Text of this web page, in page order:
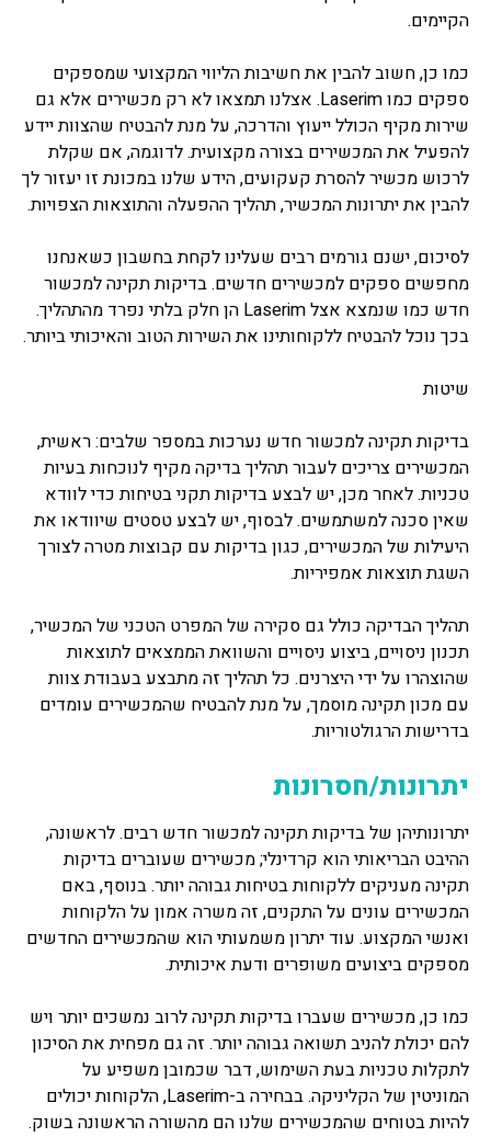
הקיימים.
כמו כן, חשוב להבין את חשיבות הליווי המקצועי שמספקים
ספקים כמו Laserim. אצלנו תמצאו לא רק מכשירים אלא גם
שירות מקיף הכולל ייעוץ והדרכה, על מנת להבטיח שהצוות יידע
להפעיל את המכשירים בצורה מקצועית. לדוגמה, אם שקלת
לרכוש מכשיר להסרת קעקועים, הידע שלנו במכונת זו יעזור לך
להבין את יתרונות המכשיר, תהליך ההפעלה והתוצאות הצפויות.
לסיכום, ישנם גורמים רבים שעלינו לקחת בחשבון כשאנחנו
מחפשים ספקים למכשירים חדשים. בדיקות תקינה למכשור
חדש כמו שנמצא אצל Laserim הן חלק בלתי נפרד מהתהליך.
בכך נוכל להבטיח ללקוחותינו את השירות הטוב והאיכותי ביותר.
שיטות
בדיקות תקינה למכשור חדש נערכות במספר שלבים: ראשית,
המכשירים צריכים לעבור תהליך בדיקה מקיף לנוכחות בעיות
טכניות. לאחר מכן, יש לבצע בדיקות תקני בטיחות כדי לוודא
שאין סכנה למשתמשים. לבסוף, יש לבצע טסטים שיוודאו את
היעילות של המכשירים, כגון בדיקות עם קבוצות מטרה לצורך
השגת תוצאות אמפיריות.
תהליך הבדיקה כולל גם סקירה של המפרט הטכני של המכשיר,
תכנון ניסויים, ביצוע ניסויים והשוואת הממצאים לתוצאות
שהוצהרו על ידי היצרנים. כל תהליך זה מתבצע בעבודת צוות
עם מכון תקינה מוסמך, על מנת להבטיח שהמכשירים עומדים
בדרישות הרגולטוריות.
יתרונות/חסרונות
יתרונותיהן של בדיקות תקינה למכשור חדש רבים. לראשונה,
ההיבט הבריאותי הוא קרדינלי; מכשירים שעוברים בדיקות
תקינה מעניקים ללקוחות בטיחות גבוהה יותר. בנוסף, באם
המכשירים עונים על התקנים, זה משרה אמון על הלקוחות
ואנשי המקצוע. עוד יתרון משמעותי הוא שהמכשירים החדשים
מספקים ביצועים משופרים ודעת איכותית.
כמו כן, מכשירים שעברו בדיקות תקינה לרוב נמשכים יותר ויש
להם יכולת להניב תשואה גבוהה יותר. זה גם מפחית את הסיכון
לתקלות טכניות בעת השימוש, דבר שכמובן משפיע על
המוניטין של הקליניקה. בבחירה ב-Laserim, הלקוחות יכולים
להיות בטוחים שהמכשירים שלנו הם מהשורה הראשונה בשוק.